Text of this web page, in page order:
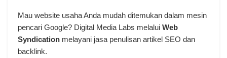
Mau website usaha Anda mudah ditemukan dalam mesin
pencari Google? Digital Media Labs melalui Web
Syndication melayani jasa penulisan artikel SEO dan
backlink.